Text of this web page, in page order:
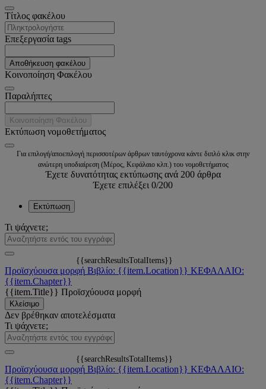
Tίτλος φακέλου
Επεξεργασία tags
Αποθήκευση φακέλου
Κοινοποίηση Φακέλου
Παραλήπτες
Κοινοποίηση Φακέλου
Εκτύπωση νομοθετήματος
Για επιλογή/αποεπιλογή περισσοτέρων άρθρων ταυτόχρονα κάντε διπλό κλικ στην
ανώτερη υποδιαίρεση (Μέρος, Κεφάλαιο κλπ.) του νομοθετήματος
Έχετε δυνατότητας εκτύπωσης ανά 200 άρθρα
Έχετε επιλέξει 0/200
Εκτύπωση
Τι ψάχνετε;
{{searchResultsTotalItems}}
Προϊσχύουσα μορφή Βιβλίο: {{item.Location}} ΚΕΦΑΛΑΙΟ:
{{item.Chapter}}
{{item.Title}} Προϊσχύουσα μορφή
Κλείσιμο
Δεν βρέθηκαν αποτελέσματα
Τι ψάχνετε;
{{searchResultsTotalItems}}
Προϊσχύουσα μορφή Βιβλίο: {{item.Location}} ΚΕΦΑΛΑΙΟ:
{{item.Chapter}}